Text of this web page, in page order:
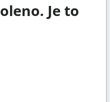
Je to